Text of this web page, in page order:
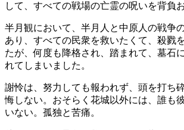
して、すべての戦場の亡霊の呪いを背負
半月観において、半月人と中原人の戦争
あり、すべての民衆を救いたくて、殺戮
たが、何度も降格され、踏まれて、墓石
れてしまいました。
謝怜は、努力しても報われず、頭を打ち
悔しない。おそらく花城以外には、誰も
いない。孤独と苦痛。